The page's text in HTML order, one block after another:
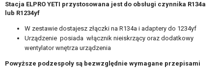
Stacja ELPRO YETI przystosowana jest do obsługi czynnika R134a
lub R1234yf
W zestawie dostajesz złączki na R134a i adaptery do 1234yf
Urządzenie posiada włącznik nieiskrzący oraz dodatkowy
wentylator wnętrza urządzenia
Powyższe podzespoły są bezwzględnie wymagane przepisami